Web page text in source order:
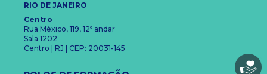
RIO DE JANEIRO
Centro
Rua México, 119, 12º andar
Sala 1202
Centro | RJ | CEP: 20031-145